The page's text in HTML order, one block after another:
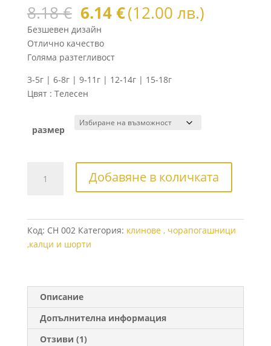
базирано
потребителс
ки оценки
8.18€ Original
price
was:
8.18 €.
6.14€Текущата
цена
(12.00 лв.)
Безшевен дизайн
Отлично качество
Голяма разтегливост
3-5г | 6-8г | 9-11г | 12-14г | 15-18г
Цвят : Телесен
размер
Професионален
дупка
Добавяне в количката
Код: CH 002 Категория: клинове , чорапогашници
,калци и шорти
Описание
Допълнителна информация
Отзиви (1)